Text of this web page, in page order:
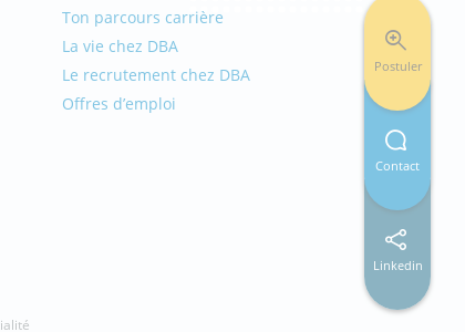
Postuler
Contact
Linkedin
Ton parcours carrière
La vie chez DBA
Le recrutement chez DBA
Offres d’emploi